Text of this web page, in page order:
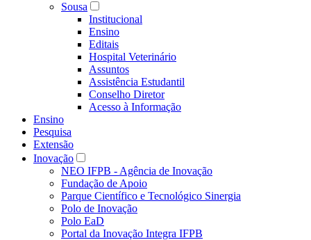
Sousa
Institucional
Ensino
Editais
Hospital Veterinário
Assuntos
Assistência Estudantil
Conselho Diretor
Acesso à Informação
Ensino
Pesquisa
Extensão
Inovação
NEO IFPB - Agência de Inovação
Fundação de Apoio
Parque Científico e Tecnológico Sinergia
Polo de Inovação
Polo EaD
Portal da Inovação Integra IFPB